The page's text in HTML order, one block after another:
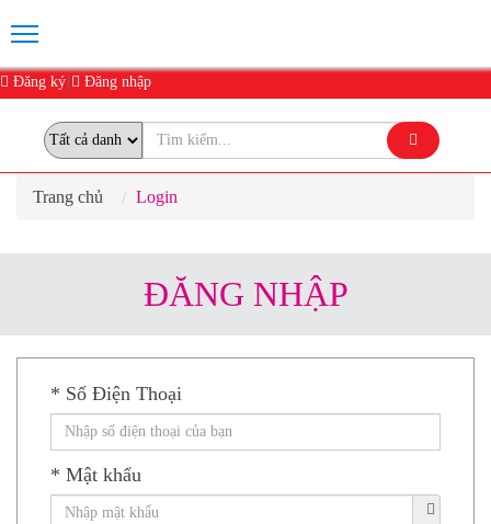
Đăng ký Đăng nhập
Trang chủ Login
ĐĂNG NHẬP
* Số Điện Thoại
* Mật khẩu